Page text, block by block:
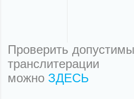
Проверить
транслитерации
можно ЗДЕСЬ